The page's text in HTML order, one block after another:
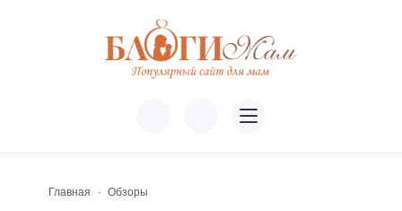
Главная Обзоры